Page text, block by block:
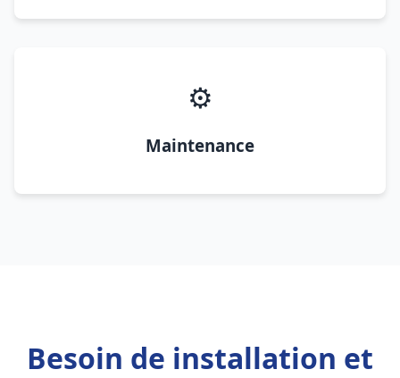
⚙️
Maintenance
Besoin de installation et